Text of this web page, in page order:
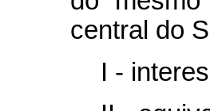
central do
I -